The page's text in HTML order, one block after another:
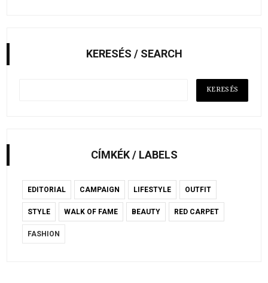
KERESÉS / SEARCH
CÍMKÉK / LABELS
EDITORIAL CAMPAIGN LIFESTYLE OUTFIT
STYLE WALK OF FAME BEAUTY RED CARPET
FASHION